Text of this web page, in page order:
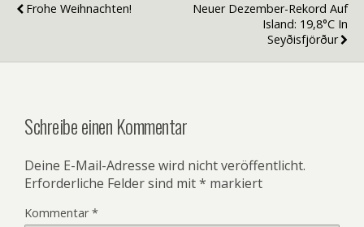
Frohe Weihnachten!
Neuer Dezember-Rekord Auf
Island: 19,8°C In
Seyðisfjörður
Schreibe einen Kommentar
Deine E-Mail-Adresse wird nicht veröffentlicht.
Erforderliche Felder sind mit* markiert
Kommentar*